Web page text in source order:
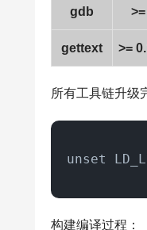
gdb
gettext >=
所有工具链升级
unset
构建编译过程：